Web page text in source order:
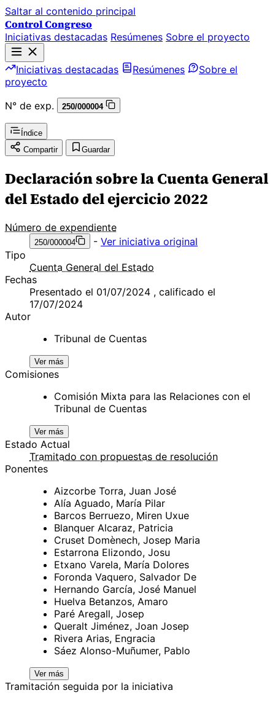
Saltar al contenido principal
Control Congreso
Iniciativas destacadas Resúmenes Sobre el proyecto
Iniciativas destacadas Resúmenes
Sobre el
proyecto
N° de exp.
250/000004
Índice
Compartir
Guardar
Declaración sobre la Cuenta General
del Estado del ejercicio 2022
Número de expendiente
250/000004 - Ver iniciativa original
Tipo
Cuenta General del Estado
Fechas
Presentado el 01/07/2024 , calificado el
17/07/2024
Autor
Tribunal de Cuentas
Ver más
Comisiones
Comisión Mixta para las Relaciones con el
Tribunal de Cuentas
Ver más
Estado Actual
Tramitado con propuestas de resolución
Ponentes
Aizcorbe Torra, Juan José
Alía Aguado, María Pilar
Barcos Berruezo, Miren Uxue
Blanquer Alcaraz, Patricia
Cruset Domènech, Josep Maria
Estarrona Elizondo, Josu
Etxano Varela, María Dolores
Foronda Vaquero, Salvador De
Hernando García, José Manuel
Huelva Betanzos, Amaro
Paré Aregall, Josep
Queralt Jiménez, Joan Josep
Rivera Arias, Engracia
Sáez Alonso-Muñumer, Pablo
Ver más
Tramitación seguida por la iniciativa